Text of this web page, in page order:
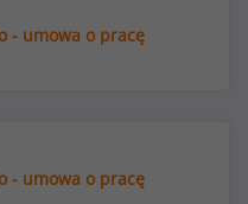
- umowa o pracę
- umowa o pracę